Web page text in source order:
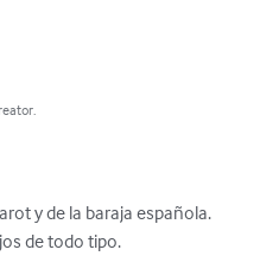
y de la baraja española.
de todo tipo.